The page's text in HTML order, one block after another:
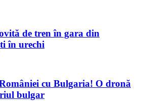
de tren în gara din
în urechi
cu Bulgaria! O dronă
bulgar